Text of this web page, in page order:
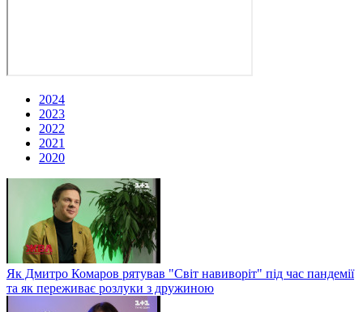
2024
2023
2022
2021
2020
Як Дмитро Комаров рятував "Світ навиворіт" під час пандемії
та як переживає розлуки з дружиною